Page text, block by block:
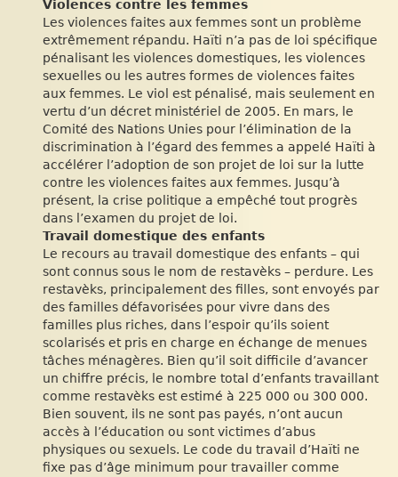
Violences contre les femmes
Les violences faites aux femmes sont un problème
extrêmement répandu. Haïti n’a pas de loi spécifique
pénalisant les violences domestiques, les violences
sexuelles ou les autres formes de violences faites
aux femmes. Le viol est pénalisé, mais seulement en
vertu d’un décret ministériel de 2005. En mars, le
Comité des Nations Unies pour l’élimination de la
discrimination à l’égard des femmes a appelé Haïti à
accélérer l’adoption de son projet de loi sur la lutte
contre les violences faites aux femmes. Jusqu’à
présent, la crise politique a empêché tout progrès
dans l’examen du projet de loi.
Travail domestique des enfants
Le recours au travail domestique des enfants – qui
sont connus sous le nom de restavèks – perdure. Les
restavèks, principalement des filles, sont envoyés par
des familles défavorisées pour vivre dans des
familles plus riches, dans l’espoir qu’ils soient
scolarisés et pris en charge en échange de menues
tâches ménagères. Bien qu’il soit difficile d’avancer
un chiffre précis, le nombre total d’enfants travaillant
comme restavèks est estimé à 225 000 ou 300 000.
Bien souvent, ils ne sont pas payés, n’ont aucun
accès à l’éducation ou sont victimes d’abus
physiques ou sexuels. Le code du travail d’Haïti ne
fixe pas d’âge minimum pour travailler comme